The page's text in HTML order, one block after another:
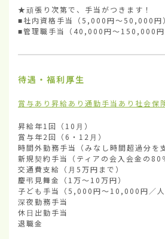
★頑張り次第で、手当がつきます！
■社内資格手当（5,000円〜50,000円
■管理職手当（40,000円〜150,000円
待遇・福利厚生
賞与あり 昇給あり 通勤手当あり 社会保
昇給年1回（10月）
賞与年2回（6・12月）
時間外勤務手当（みなし時間超過分を
新規契約手当（ティアの会入会金の80
交通費支給（月5万円まで）
慶弔見舞金（1万〜10万円）
子ども手当（5,000円〜10,000円／人
深夜勤務手当
休日出勤手当
退職金